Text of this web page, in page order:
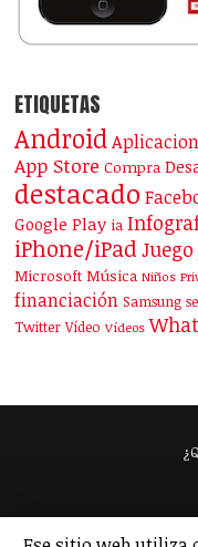
ETIQUETAS
Android
App Store Compra
destacado
Google Play ia
iPhone/iPad Juego
Microsoft Música Niños
financiación Samsung
Twitter Vídeo Vídeos